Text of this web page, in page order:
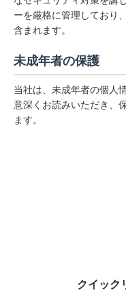
ーを厳格に管理しており
含まれます。
未成年者の保護
当社は、未成年者の個人
意深くお読みいただき、
ます。
クイック